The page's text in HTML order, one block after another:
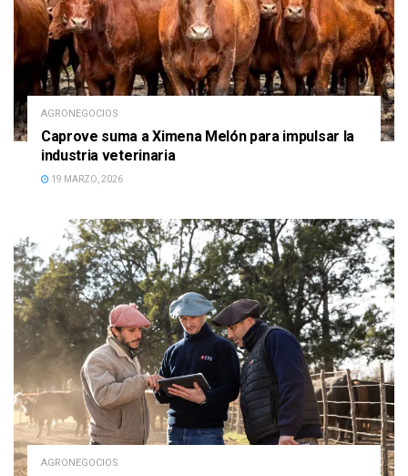
AGRONEGOCIOS
Caprove suma a Ximena Melón para impulsar la
industria veterinaria
19 MARZO, 2026
AGRONEGOCIOS